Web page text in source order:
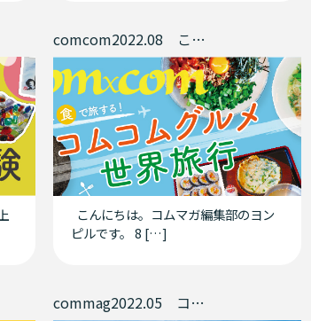
comcom2022.08 この夏は食で旅する！コムコムグルメ世界旅行
こんにちは。コムマガ編集部のヨン
ピルです。 8 […]
commag2022.05 コムマガ流“ゆるポタ”の旅「グルメ×クリエイティブ編」